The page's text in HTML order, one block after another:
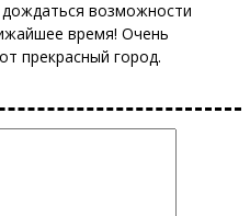
возможности
время! Очень
прекрасный город.